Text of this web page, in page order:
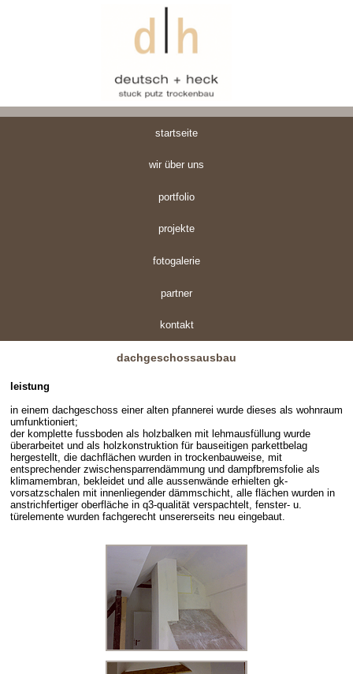
startseite
wir über uns
portfolio
projekte
fotogalerie
partner
kontakt
dachgeschossausbau
leistung
in einem dachgeschoss einer alten pfannerei wurde dieses als wohnraum
umfunktioniert;
der komplette fussboden als holzbalken mit lehmausfüllung wurde
überarbeitet und als holzkonstruktion für bauseitigen parkettbelag
hergestellt, die dachflächen wurden in trockenbauweise, mit
entsprechender zwischensparrendämmung und dampfbremsfolie als
klimamembran, bekleidet und alle aussenwände erhielten gk-
vorsatzschalen mit innenliegender dämmschicht, alle flächen wurden in
anstrichfertiger oberfläche in q3-qualität verspachtelt, fenster- u.
türelemente wurden fachgerecht unsererseits neu eingebaut.